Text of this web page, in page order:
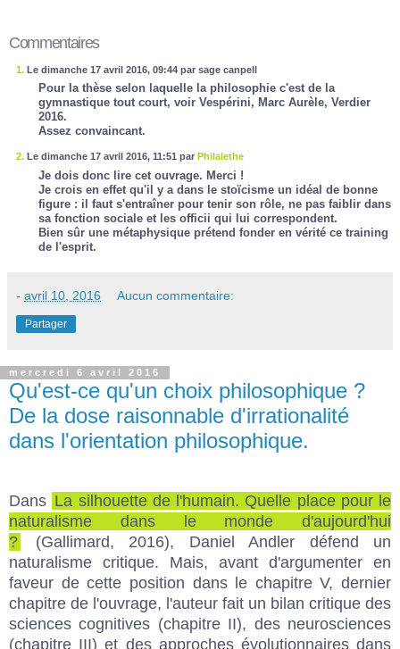
Commentaires
1. Le dimanche 17 avril 2016, 09:44 par sage canpell
Pour la thèse selon laquelle la philosophie c'est de la
gymnastique tout court, voir Vespérini, Marc Aurèle, Verdier
2016.
Assez convaincant.
2. Le dimanche 17 avril 2016, 11:51 par Philalethe
Je dois donc lire cet ouvrage. Merci !
Je crois en effet qu'il y a dans le stoïcisme un idéal de bonne
figure : il faut s'entraîner pour tenir son rôle, ne pas faiblir dans
sa fonction sociale et les officii qui lui correspondent.
Bien sûr une métaphysique prétend fonder en vérité ce training
de l'esprit.
- avril 10, 2016 Aucun commentaire:
Partager
mercredi 6 avril 2016
Qu'est-ce qu'un choix philosophique ?
De la dose raisonnable d'irrationalité
dans l'orientation philosophique.
Dans La silhouette de l'humain. Quelle place pour le
naturalisme dans le monde d'aujourd'hui
?
(Gallimard, 2016), Daniel Andler défend un
naturalisme critique. Mais, avant d'argumenter en
faveur de cette position dans le chapitre V, dernier
chapitre de l'ouvrage, l'auteur fait un bilan critique des
sciences cognitives (chapitre II), des neurosciences
(chapitre III) et des approches évolutionnaires dans